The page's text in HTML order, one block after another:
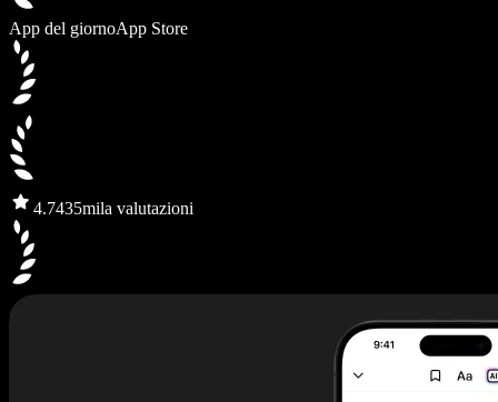
App del giornoApp Store
4.7435mila valutazioni